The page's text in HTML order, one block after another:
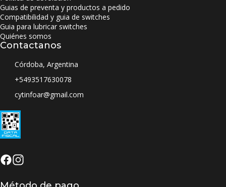
Guias de preventa y productos a pedido
Compatibilidad y guia de switches
Guia para lubricar switches
Quiénes somos
Contactanos
Córdoba, Argentina
+5493517630078
cytinfoar@gmail.com